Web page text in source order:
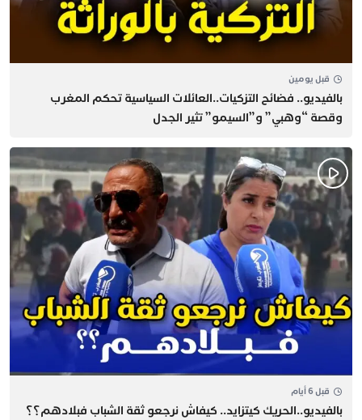
قبل يومين
بالفيديو.. فضائح التزكيات..العائلات السياسية تحكم المغرب
وقصة “وهبي” و”السيمو” تثير الجدل
قبل 6 أيام
بالفيديو..الحريك كيتزايد.. كيفاش نرجعو ثقة الشباب فبلادهم؟؟